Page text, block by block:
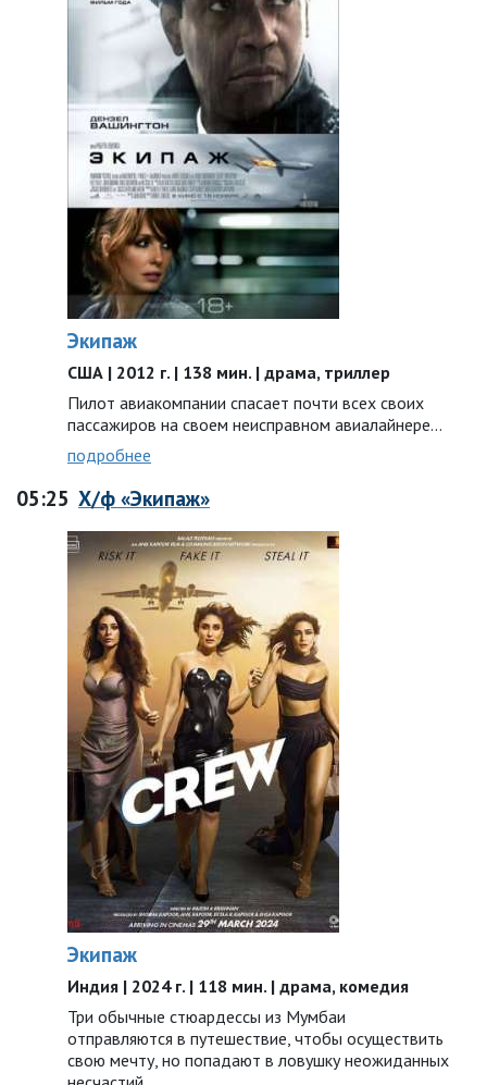
Экипаж
США | 2012 г. | 138 мин. | драма, триллер
Пилот авиакомпании спасает почти всех своих
пассажиров на своем неисправном авиалайнере...
подробнее
05:25 Х/ф «Экипаж»
Экипаж
Индия | 2024 г. | 118 мин. | драма, комедия
Три обычные стюардессы из Мумбаи
отправляются в путешествие, чтобы осуществить
свою мечту, но попадают в ловушку неожиданных